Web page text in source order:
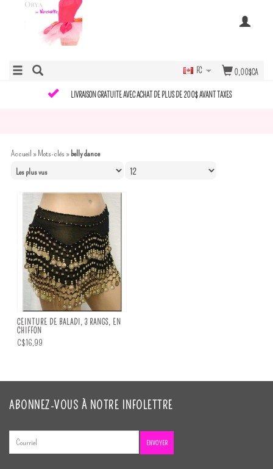
0,00$CA
FC
LIVRAISON GRATUITE AVEC ACHAT DE PLUS DE 200$ AVANT TAXES
Accueil »Mots-clés » belly dance
CEINTURE DE BALADI, 3 RANGS, EN
CHIFFON
C$16,99
ABONNEZ-VOUS À NOTRE INFOLETTRE
ENVOYER